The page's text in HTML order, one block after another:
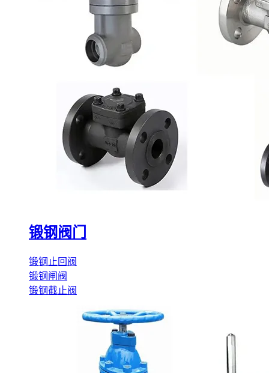
锻钢阀门
锻钢止回阀
锻钢闸阀
锻钢截止阀